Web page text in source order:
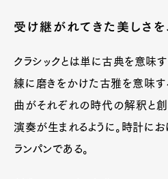
受け継がれてきた美しさを
クラシックとは単に古典を意味す
練に磨きをかけた古雅を意味す
曲がそれぞれの時代の解釈と
演奏が生まれるように。時計にお
ランパンである。